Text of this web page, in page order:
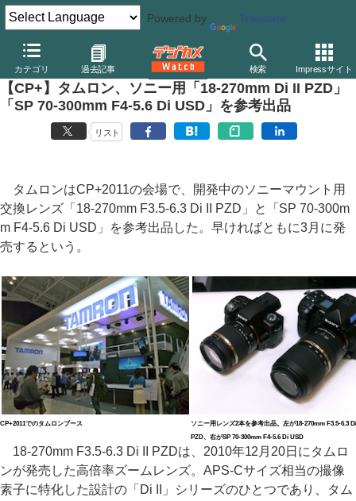
Powered by Translate
カテゴリ 過去記事 検索 Impressサイト
デジカメ Watch レンズ 交換レンズ タムロン
【CP+】タムロン、ソニー用「18-270mm Di II PZD」
「SP 70-300mm F4-5.6 Di USD」を参考出品
リスト
タムロンはCP+2011の会場で、開発中のソニーマウント用
交換レンズ「18-270mm F3.5-6.3 Di II PZD」と「SP 70-300m
m F4-5.6 Di USD」を参考出品した。早ければともに3月に発
売するという。
CP+2011でのタムロンブース
ソニー用レンズ2本を参考出品。左が18-270mm F3.5-6.3
PZD、右がSP 70-300mm F4-5.6 Di USD
18-270mm F3.5-6.3 Di II PZDは、2010年12月20日にタムロ
ンが発売した高倍率ズームレンズ。APS-Cサイズ相当の撮像
素子に特化した設計の「Di II」シリーズのひとつであり、タム